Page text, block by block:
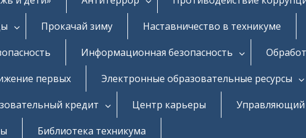
Прокачай зиму
Наставничество в техникуме
Информационная безопасность
первых
Электронные образовательные ресурсы
кредит Центр карьеры
Управляющий
Библиотека техникума